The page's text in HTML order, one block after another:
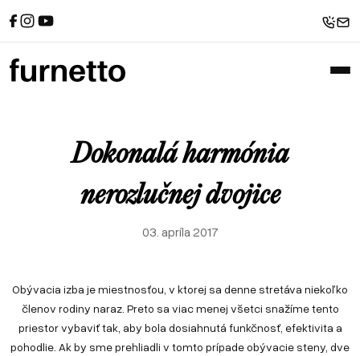
E-shop
Rohové sedačky
Pohovky
Sedačky v tvare U
Sofabeds
Kreslá
Taburety
Atypické sedačky
Postele
Atypické postele
Recenzie od zákazníkov
Sedačky u zákazníkov
Postele u zákazníkov
Zákazkové čalúnnictvo
Foto z výroby
E-shop
Rohové sedačky
Sedačky v tvare U
Kreslá
Leňošky
Taburety
Atypické sedačky
Postele
Atypické postele
Recenzie od zákazníkov
Sedačky u zákazníkov
Postele u zákazníkov
Foto z výroby
Interiéry a realizácie
Dokonalá harmónia
nerozlučnej dvojice
03. apríla 2017
Obývacia izba je miestnosťou, v ktorej sa denne stretáva niekoľko
členov rodiny naraz. Preto sa viac menej všetci snažíme tento
priestor vybaviť tak, aby bola dosiahnutá funkčnosť, efektivita a
pohodlie. Ak by sme prehliadli v tomto prípade obývacie steny, dve